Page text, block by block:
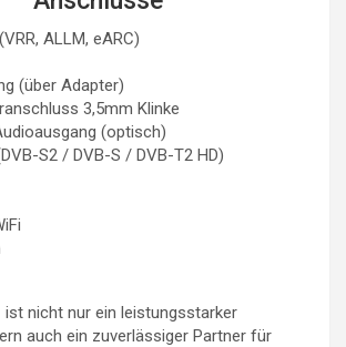
ALLM, eARC)
(über Adapter)
3,5mm Klinke
(optisch)
S2 / DVB-S / DVB-T2 HD)
ist nicht nur ein leistungsstarker
auch ein zuverlässiger Partner für